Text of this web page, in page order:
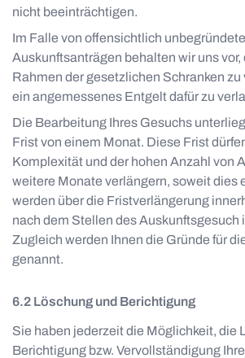
nicht beeinträchtigen.
Im Falle von offensichtlich
Auskunftsanträgen behalten wir uns vor,
Rahmen der gesetzlichen Schranken zu
ein angemessenes Entgelt dafür zu
Die Bearbeitung Ihres Gesuchs
Frist von einem Monat. Diese Frist
Komplexität und der hohen Anzahl von
weitere Monate verlängern, soweit dies
werden über die Fristverlängerung
nach dem Stellen des Auskunftsgesuch
Zugleich werden Ihnen die Gründe für
genannt.
Löschung und Berichtigung
Sie haben jederzeit die Möglichkeit, die
Berichtigung bzw. Vervollständigung